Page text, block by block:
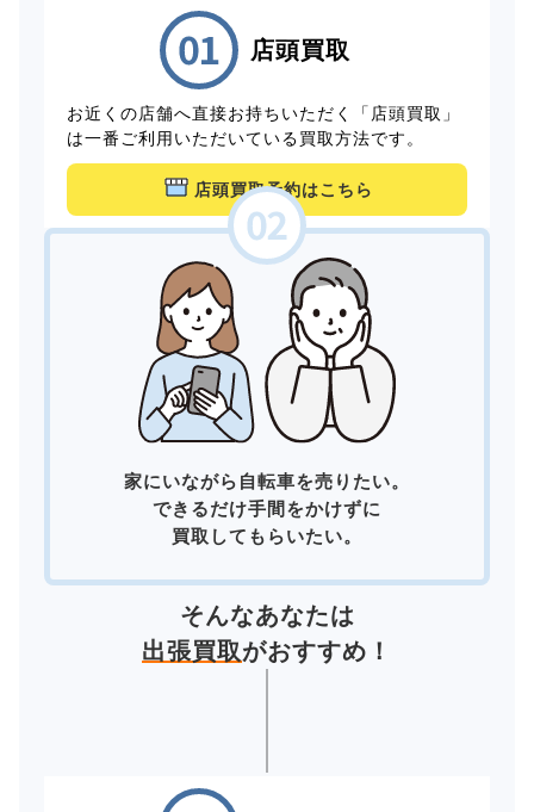
店頭買取
お近くの店舗へ直接お持ちいただく「店頭買取」
は一番ご利用いただいている買取方法です。
店頭買取予約はこちら
家にいながら自転車を売りたい。
できるだけ手間をかけずに
買取してもらいたい。
そんなあなたは
出張買取がおすすめ！